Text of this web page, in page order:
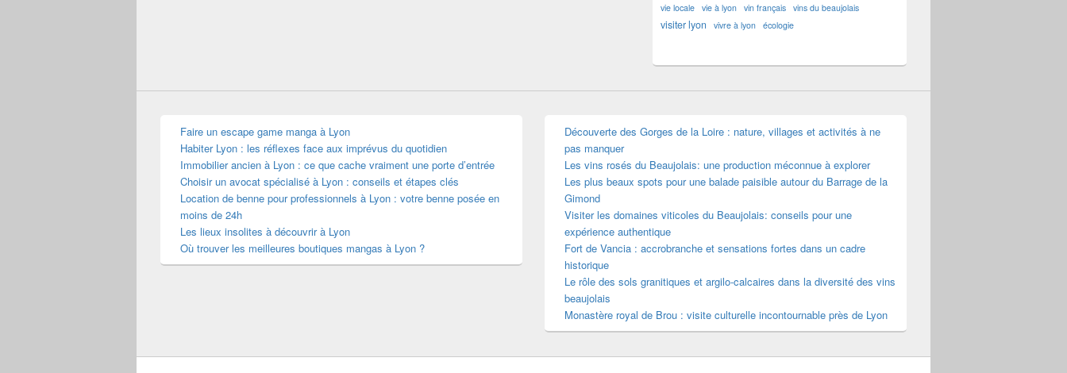
vie locale vie à lyon vin français vins du beaujolais
visiter lyon vivre à lyon écologie
Faire un escape game manga à Lyon
Habiter Lyon : les réflexes face aux imprévus du quotidien
Immobilier ancien à Lyon : ce que cache vraiment une porte d’entrée
Choisir un avocat spécialisé à Lyon : conseils et étapes clés
Location de benne pour professionnels à Lyon : votre benne posée en
moins de 24h
Les lieux insolites à découvrir à Lyon
Où trouver les meilleures boutiques mangas à Lyon ?
Découverte des Gorges de la Loire : nature, villages et activités à ne
pas manquer
Les vins rosés du Beaujolais: une production méconnue à explorer
Les plus beaux spots pour une balade paisible autour du Barrage de la
Gimond
Visiter les domaines viticoles du Beaujolais: conseils pour une
expérience authentique
Fort de Vancia : accrobranche et sensations fortes dans un cadre
historique
Le rôle des sols granitiques et argilo-calcaires dans la diversité des vins
beaujolais
Monastère royal de Brou : visite culturelle incontournable près de Lyon